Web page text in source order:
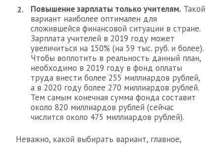
Повышение зарплаты только учителям. Такой
вариант наиболее оптимален для
сложившейся финансовой ситуации в стране.
Зарплата учителей в 2019 году может
увеличиться на 150% (на 59 тыс. руб. и более).
Чтобы воплотить в реальность данный план,
необходимо в 2019 году в фонд оплаты
труда внести более 255 миллиардов рублей,
а в 2020 году более 270 миллиардов рублей.
Тем самым конечная сумма фонда составит
около 820 миллиардов рублей (сейчас
числится около 475 миллиардов рублей).
Неважно, какой выбирать вариант, главное,